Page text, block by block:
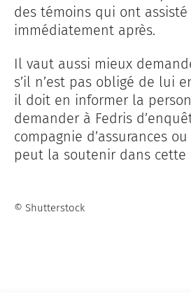
des témoins qui ont
immédiatement après.
Il vaut aussi mieux
s’il n’est pas obligé de lui
il doit en informer la
demander à Fedris
compagnie d’assurances
peut la soutenir dans cette
© Shutterstock